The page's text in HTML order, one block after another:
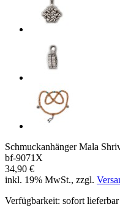
Schmuckanhänger Mala
bf-9071X
34,90 €
inkl. 19% MwSt., zzgl.
Verfügbarkeit: sofort lieferbar